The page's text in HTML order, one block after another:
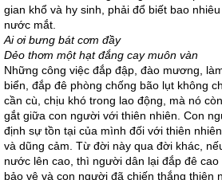
gian khổ và hy sinh, phải đổ biết bao
nước mắt.
Ai ơi bưng bát cơm đầy
Dẻo thơm một hạt đắng cay muôn vàn
Những công việc đắp đập, đào mương,
biển, đắp đê phòng chống bão lụt không
cần cù, chịu khó trong lao động, mà nó
gắt giữa con người với thiên nhiên. Con
định sự tồn tại của mình đối với thiên
và dũng cảm. Từ đời này qua đời khác,
nước lên cao, thì người dân lại đắp đê
bảo vệ và con người đã chiến thắng thiên